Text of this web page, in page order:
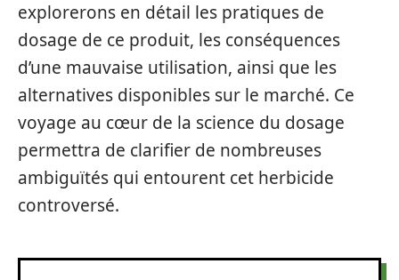
explorerons en détail les pratiques de
dosage de ce produit, les conséquences
d’une mauvaise utilisation, ainsi que les
alternatives disponibles sur le marché. Ce
voyage au cœur de la science du dosage
permettra de clarifier de nombreuses
ambiguïtés qui entourent cet herbicide
controversé.